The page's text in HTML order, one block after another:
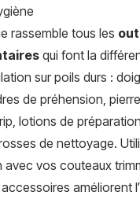
rassemble tous les
qui font la
sur poils durs :
de préhension,
lotions de
de nettoyage.
avec vos couteaux
améliorent